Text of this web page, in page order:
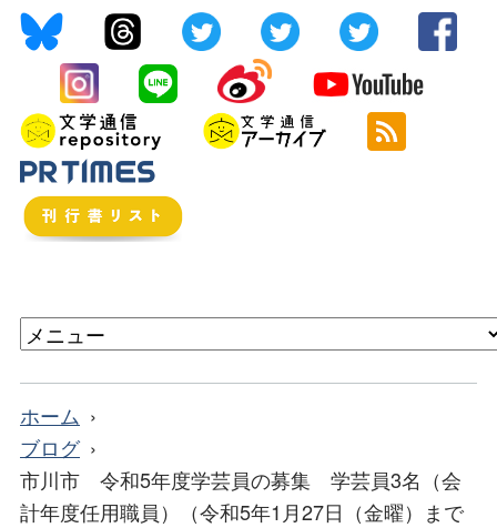
ホーム
ブログ
市川市 令和5年度学芸員の募集 学芸員3名（会
計年度任用職員）（令和5年1月27日（金曜）まで